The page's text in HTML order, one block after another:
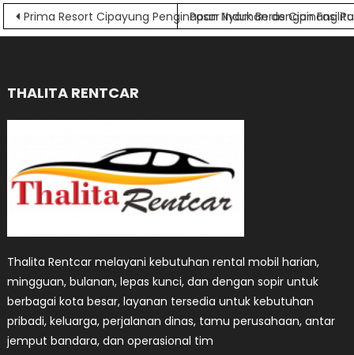
Navigasi
Prima Resort Cipayung Penginapan Nyaman dengan
Pasar Induk Beras Cipinang
THALITA RENTCAR
Thalita Rentcar melayani kebutuhan rental mobil harian,
mingguan, bulanan, lepas kunci, dan dengan sopir untuk
berbagai kota besar, layanan tersedia untuk kebutuhan
pribadi, keluarga, perjalanan dinas, tamu perusahaan, antar
jemput bandara, dan operasional tim